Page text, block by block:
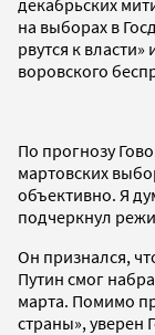
на выборах в
рвутся к
воровского
По прогнозу
мартовских
объективно. Я
подчеркнул
Он признался,
Путин смог
марта. Помимо
страны», уверен